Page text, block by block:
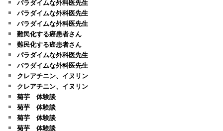
パラダイムな外科医先生
パラダイムな外科医先生
パラダイムな外科医先生
難民化する癌患者さん
難民化する癌患者さん
パラダイムな外科医先生
パラダイムな外科医先生
クレアチニン、イヌリン
クレアチニン、イヌリン
菊芋 体験談
菊芋 体験談
菊芋 体験談
菊芋 体験談